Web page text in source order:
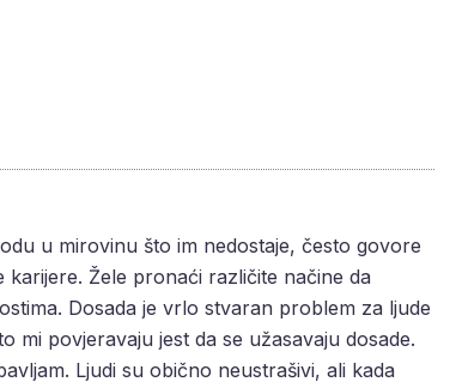
u mirovinu što im nedostaje, često govore
Žele pronaći različite načine da
Dosada je vrlo stvaran problem za ljude
mi povjeravaju jest da se užasavaju dosade.
Ljudi su obično neustrašivi, ali kada